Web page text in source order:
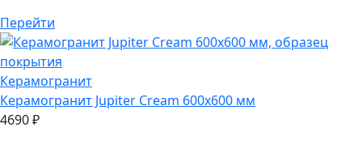
Перейти
Керамогранит
Керамогранит Jupiter Cream 600х600 мм
4690₽